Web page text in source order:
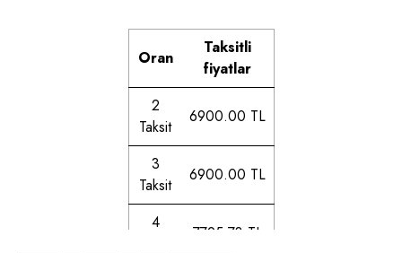
Oran
Taksitli
fiyatlar
2
Taksit
6900.00 TL
3
Taksit
6900.00 TL
4
7795.73 TL